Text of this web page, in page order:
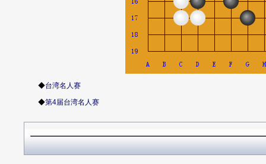
◆台湾名人赛
◆第4届台湾名人赛